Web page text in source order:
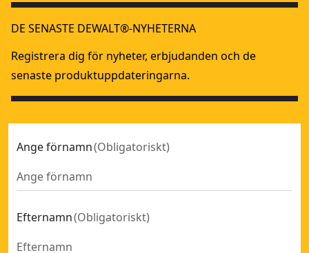
DE SENASTE DEWALT®-NYHETERNA
Registrera dig för nyheter, erbjudanden och de
senaste produktuppdateringarna.
Ange förnamn(Obligatoriskt)
Efternamn(Obligatoriskt)